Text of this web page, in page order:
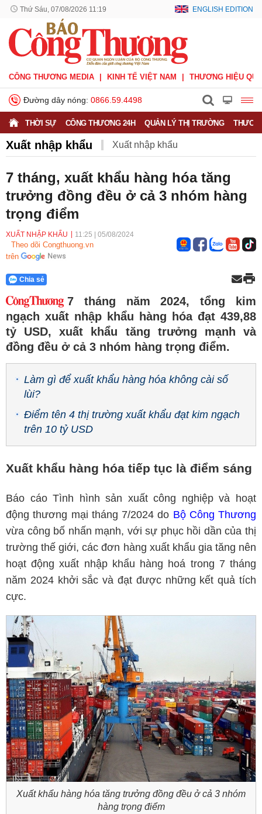
Thứ Sáu, 07/08/2026 11:19 ENGLISH EDITION
CÔNG THƯƠNG MEDIA KINH TẾ VIỆT NAM THƯƠNG HIỆU
Đường dây nóng: 0866.59.4498
THỜI SỰ CÔNG THƯƠNG 24H QUẢN LÝ THỊ TRƯỜNG
Xuất nhập khẩu Xuất nhập khẩu
Xuất xứ hàng hóa Xúc tiến thương mại
Thương mại điện tử
7 tháng, xuất khẩu hàng hóa tăng
trưởng đồng đều ở cả 3 nhóm hàng
trọng điểm
XUẤT NHẬP KHẨU 11:25 05/08/2024
Theo dõi Congthuong.vn
trên
Chia sẻ
7 tháng năm 2024, tổng kim
ngạch xuất nhập khẩu hàng hóa đạt 439,88
tỷ USD, xuất khẩu tăng trưởng mạnh và
đồng đều ở cả 3 nhóm hàng trọng điểm.
Làm gì để xuất khẩu hàng hóa không cài số
lùi?
Điểm tên 4 thị trường xuất khẩu đạt kim ngạch
trên 10 tỷ USD
Xuất khẩu hàng hóa tiếp tục là điểm sáng
Báo cáo Tình hình sản xuất công nghiệp và hoạt
động thương mại tháng 7/2024 do Bộ Công Thương
vừa công bố nhấn mạnh, với sự phục hồi dần của thị
trường thế giới, các đơn hàng xuất khẩu gia tăng nên
hoạt động xuất nhập khẩu hàng hoá trong 7 tháng
năm 2024 khởi sắc và đạt được những kết quả tích
cực.
Xuất khẩu hàng hóa tăng trưởng đồng đều ở cả 3 nhóm
hàng trọng điểm